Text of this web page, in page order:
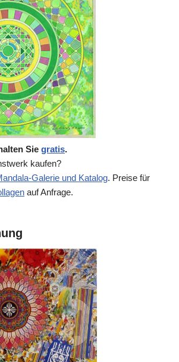
Sie gratis.
kaufen?
Galerie und Katalog. Preise für
auf Anfrage.